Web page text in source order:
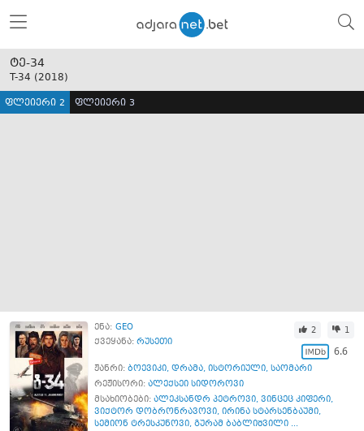
ტე-34
T-34 (2018)
ფლეიერი 2 ფლეიერი 3
ენა: GEO
ქვეყანა: რუსეთი
2 1
6.6
ჟანრი: ბოევიკი, დრამა, ისტორიული, საომარი
რეჟისორი: ალექსეი სიდოროვი
მსახიობები: ალეკსანდრ პეტროვი, ვინცეც კიფერი,
ვიქტორ დობრონრავოვი, ირინა სტარსენბაუმი,
სემიონ ტრესკუნოვი, გურამ ბაბლიშვილი ...